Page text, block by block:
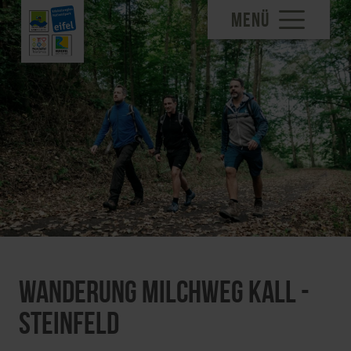
MENÜ
Wanderung Milchweg Kall -
Steinfeld